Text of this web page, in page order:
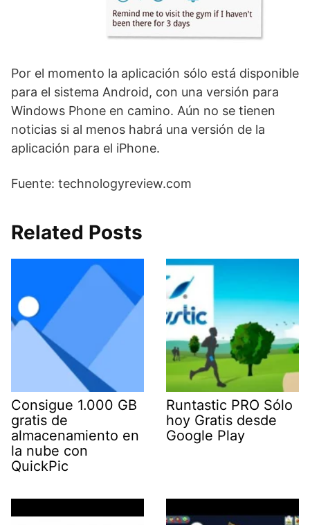
Por el momento la aplicación sólo está disponible
para el sistema Android, con una versión para
Windows Phone en camino. Aún no se tienen
noticias si al menos habrá una versión de la
aplicación para el iPhone.
Fuente: technologyreview.com
Related Posts
Consigue 1.000 GB
gratis de
almacenamiento en
la nube con
QuickPic
Runtastic PRO Sólo
hoy Gratis desde
Google Play